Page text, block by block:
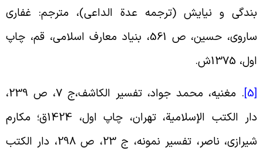
و نیایش (ترجمه عدة الداعی)، مترجم: غفاری
ساروی، حسین، ص 561، بنیاد معارف اسلامی، قم، چاپ
1375ش
.
.
مغنیه، محمد جواد، تفسیر الکاشف،ج 7، ص 239،
دار الکتب الإسلامیة، تهران، چاپ اول، 1424ق؛ مکارم
شیرازی، ناصر، تفسیر نمونه، ج 23، ص 298، دار الکتب